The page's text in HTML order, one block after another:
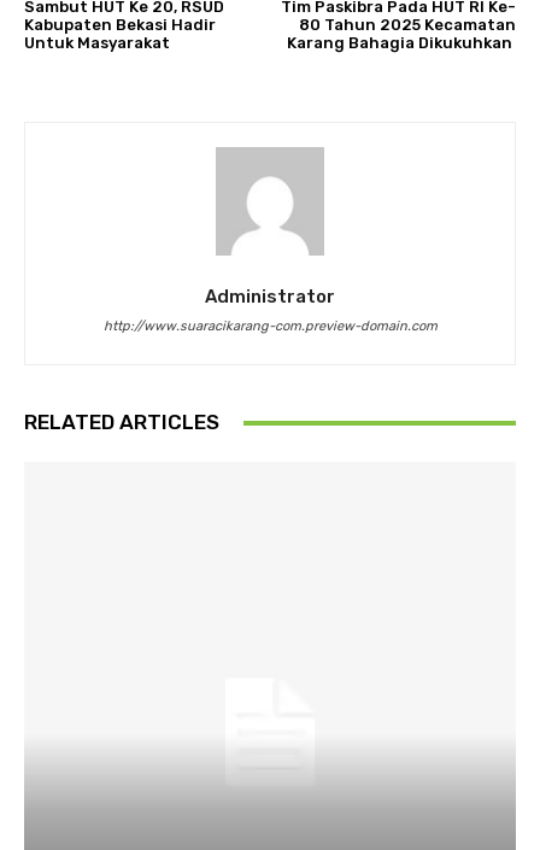
Sambut HUT Ke 20, RSUD
Kabupaten Bekasi Hadir
Untuk Masyarakat
Tim Paskibra Pada HUT RI Ke-
80 Tahun 2025 Kecamatan
Karang Bahagia Dikukuhkan
Administrator
http://www.suaracikarang-com.preview-domain.com
RELATED ARTICLES